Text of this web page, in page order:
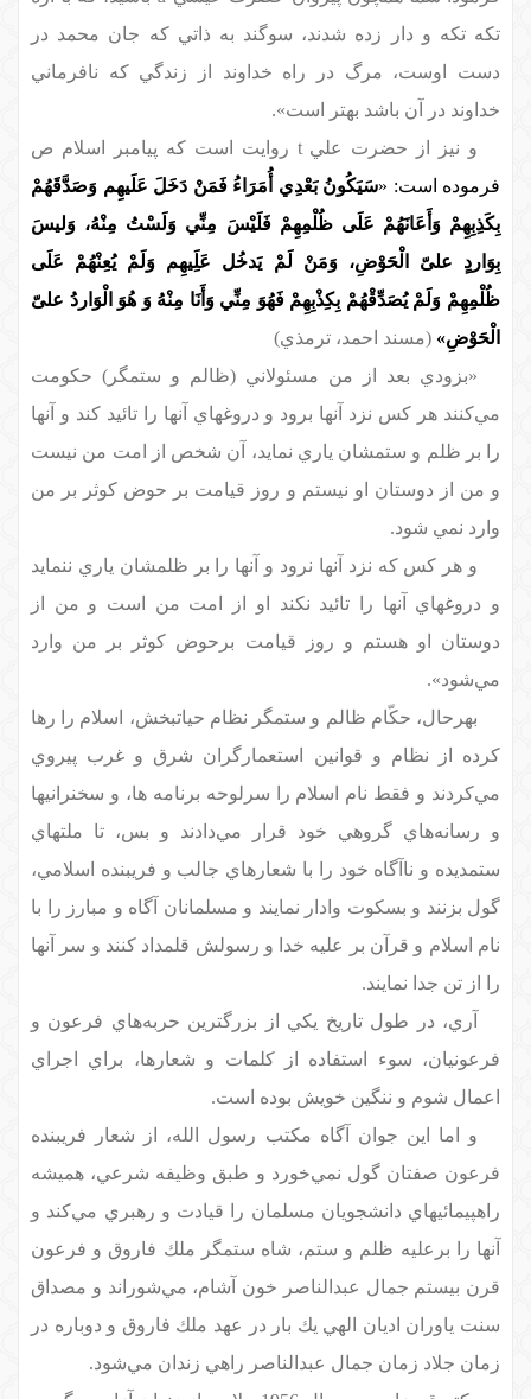
تكه تكه و دار زده شدند، سوگند به ذاتي كه جان محمد در
دست اوست، مرگ در راه خداوند از زندگي كه نافرماني
خداوند در آن باشد بهتر است».
و نيز از حضرت عليt روايت است كه پيامبر اسلام ص
فرموده است: «سَيَكُونُ بَعْدِي أُمَرَاءُ فَمَنْ دَخَلَ عَلَيهِم وَصَدَّقَهُمْ
بِكَذِبِهِمْ وَأَعَانَهُمْ عَلَى ظُلْمِهِمْ فَلَيْسَ مِنِّي وَلَسْتُ مِنْهُ، وَليسَ
بِوَاردٍ علىّ الْحَوْضِ، وَمَنْ لَمْ يَدخُل عَلَِيهِم وَلَمْ يُعِنْهُمْ عَلَى
ظُلْمِهِمْ وَلَمْ يُصَدِّقْهُمْ بِكِذْبِهِمْ فَهُوَ مِنِّي وَأَنَا مِنْهُ وَ هُوَ الْوَاردُ علىّ
الْحَوْضِ» (مسند احمد، ترمذي)
«بزودي بعد از من مسئولاني (ظالم و ستمگر) حكومت
مي‌كنند هر كس نزد آنها برود و دروغهاي آنها را تائيد كند و آنها
را بر ظلم و ستمشان ياري نمايد، آن شخص از امت من نيست
و من از دوستان او نيستم و روز قيامت بر حوض كوثر بر من
وارد نمي شود.
و هر كس كه نزد آنها نرود و آنها را بر ظلمشان ياري ننمايد
و دروغهاي آنها را تائيد نكند او از امت من است و من از
دوستان او هستم و روز قيامت برحوض كوثر بر من وارد
مي‌شود».
بهرحال، حكّام ظالم و ستمگر نظام حياتبخش، اسلام را رها
كرده از نظام و قوانين استعمارگران شرق و غرب پيروي
مي‌كردند و فقط نام اسلام را سرلوحه برنامه ها، و سخنرانيها
و رسانه‌هاي گروهي خود قرار مي‌دادند و بس، تا ملتهاي
ستمديده و ناآگاه خود را با شعارهاي جالب و فريبنده اسلامي،
گول بزنند و بسكوت وادار نمايند و مسلمانان آگاه و مبارز را با
نام اسلام و قرآن بر عليه خدا و رسولش قلمداد كنند و سر آنها
را از تن جدا نمايند.
آري، در طول تاريخ يكي از بزرگترين حربه‌هاي فرعون و
فرعونيان، سو‌ء استفاده از كلمات و شعارها، براي اجراي
اعمال شوم و ننگين خويش بوده است.
و اما اين جوان آگاه مكتب رسول الله، از شعار فريبنده
فرعون صفتان گول نمي‌خورد و طبق وظيفه شرعي، هميشه
راهپيمائيهاي دانشجويان مسلمان را قيادت و رهبري مي‌كند و
آنها را برعليه ظلم و ستم، شاه ستمگر ملك فاروق و فرعون
قرن بيستم جمال عبدالناصر خون آشام، مي‌شوراند و مصداق
سنت ياوران اديان الهي يك بار در عهد ملك فاروق و دوباره در
زمان جلاد زمان جمال عبدالناصر راهي زندان مي‌شود.